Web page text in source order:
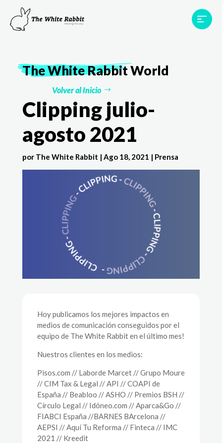
Proyectos
Testimonios
TWR World
The White RabbitWorld
Volver al Inicio
Clipping julio-
agosto 2021
por The White Rabbit | Ago 18, 2021 | Prensa
Hoy publicamos los mejores impactos en
medios de comunicación conseguidos por el
equipo de The White Rabbit en el último mes!
Nuestros clientes en los medios:
Pisos.com // Laborde Marcet // Grupo Moure
// CIM Tax & Legal // API // COAPI de
España // Beabloo // ASHO // Premios BSH //
Círculo Legal // Idóneo.com // Aparca&Go //
FIABCI España //BARNES BArcelona //
AEPSI // Aquí Tu Reforma // Finteca // IMC
2021 // Kreedit